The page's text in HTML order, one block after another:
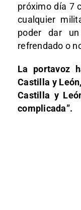
próximo día 7
cualquier
poder dar
refrendado o
La portavoz
Castilla y
Castilla y
complicada”.